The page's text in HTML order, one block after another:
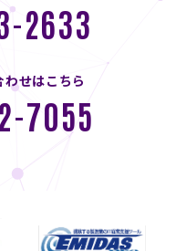
2633
わせはこちら
7055